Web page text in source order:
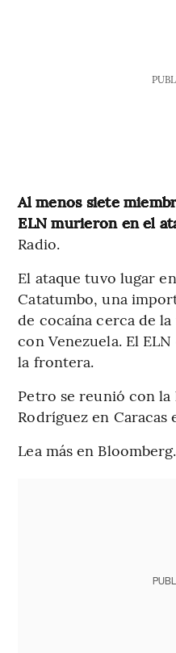
Al menos siete
ELN murieron en el
Radio.
El ataque tuvo lugar
Catatumbo, una
de cocaína cerca de
con Venezuela. El
la frontera.
Petro se reunió con
Rodríguez en Caracas
Lea más en